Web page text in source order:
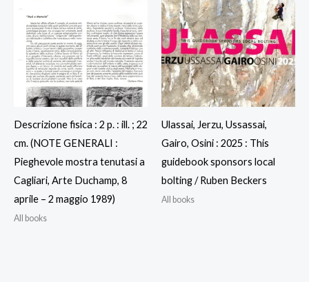
Descrizione fisica : 2 p. : ill. ; 22
cm. (NOTE GENERALI :
Pieghevole mostra tenutasi a
Cagliari, Arte Duchamp, 8
aprile – 2 maggio 1989)
All books
Ulassai, Jerzu, Ussassai,
Gairo, Osini : 2025 : This
guidebook sponsors local
bolting / Ruben Beckers
All books